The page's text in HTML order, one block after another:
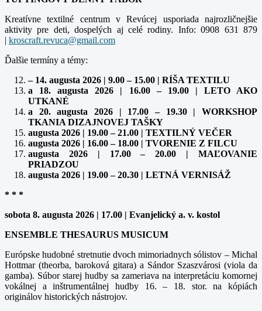
Kreatívne textilné centrum v Revúcej usporiada najrozličnejšie
aktivity pre deti, dospelých aj celé rodiny. Info: 0908 631 879
|
Ďalšie termíny a témy:
– 14. augusta 2026 | 9.00 – 15.00 | RÍŠA TEXTILU
a 18. augusta 2026 | 16.00 – 19.00 | LETO AKO
UTKANÉ
a 20. augusta 2026 | 17.00 – 19.30 | WORKSHOP
TKANIA DIZAJNOVEJ TAŠKY
augusta 2026 | 19.00 – 21.00 | TEXTILNÝ VEČER
augusta 2026 | 16.00 – 18.00 | TVORENIE Z FILCU
augusta 2026 | 17.00 – 20.00 | MAĽOVANIE
PRIADZOU
augusta 2026 | 19.00 – 20.30 | LETNÁ VERNISÁŽ
* * *
sobota 8. augusta 2026 | 17.00 | Evanjelický a. v. kostol
ENSEMBLE THESAURUS MUSICUM
Európske hudobné stretnutie dvoch mimoriadnych sólistov – Michal
Hottmar (theorba, baroková gitara) a Sándor Szaszvárosi (viola da
gamba). Súbor starej hudby sa zameriava na interpretáciu komornej
vokálnej a inštrumentálnej hudby 16. – 18. stor. na kópiách
originálov historických nástrojov.